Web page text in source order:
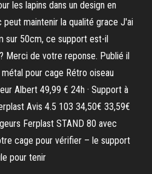
les lapins dans un design en
peut maintenir la qualité grace J'ai
sur 50cm, ce support est-il
Merci de votre reponse. Publié il
pour cage Rétro oiseau
Albert 49,99 € 24h · Support à
Avis 4.5 103 34,50€ 33,59€
Ferplast STAND 80 avec
cage pour vérifier – le support
pour tenir